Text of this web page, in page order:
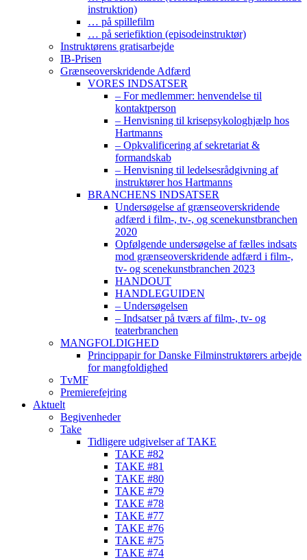
instruktion)
… på spillefilm
… på seriefiktion (episodeinstruktør)
Instruktørens gratisarbejde
IB-Prisen
Grænseoverskridende Adfærd
VORES INDSATSER
– For medlemmer: henvendelse til
kontaktperson
– Henvisning til krisepsykologhjælp hos
Hartmanns
– Opkvalificering af sekretariat &
formandskab
– Henvisning til ledelsesrådgivning af
instruktører hos Hartmanns
BRANCHENS INDSATSER
Undersøgelse af grænseoverskridende
adfærd i film-, tv-, og scenekunstbranchen
2020
Opfølgende undersøgelse af fælles indsats
mod grænseoverskridende adfærd i film-,
tv- og scenekunstbranchen 2023
HANDOUT
HANDLEGUIDEN
– Undersøgelsen
– Indsatser på tværs af film-, tv- og
teaterbranchen
MANGFOLDIGHED
Princippapir for Danske Filminstruktørers arbejde
for mangfoldighed
TvMF
Premierefejring
Aktuelt
Begivenheder
Take
Tidligere udgivelser af TAKE
TAKE #82
TAKE #81
TAKE #80
TAKE #79
TAKE #78
TAKE #77
TAKE #76
TAKE #75
TAKE #74